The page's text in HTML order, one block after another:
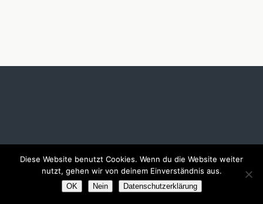
Diese Website benutzt Cookies. Wenn du die Website weiter
nutzt, gehen wir von deinem Einverständnis aus.
OK Nein Datenschutzerklärung